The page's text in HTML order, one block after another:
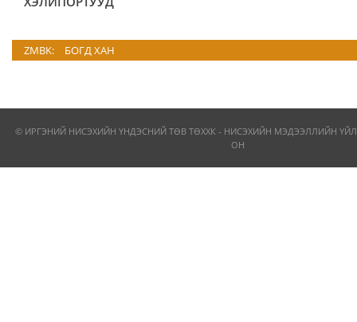
ZMBK: БОГД ХАН
© ИРГЭНИЙ НИСЭХИЙН ҮНДЭСНИЙ ТӨВ ТӨХХК - НИСЭХИЙН МЭДЭЭЛЛИЙН
ОН